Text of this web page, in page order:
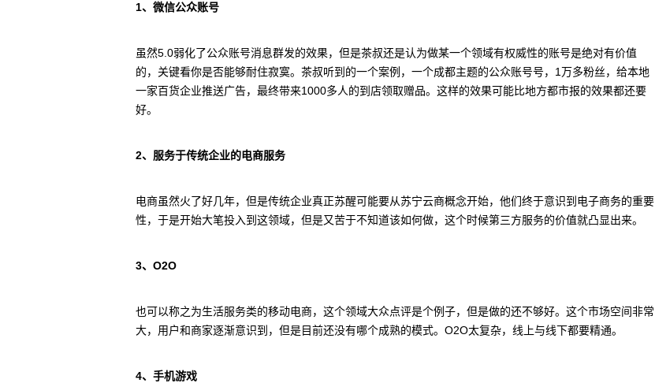
1、微信公众账号
虽然5.0弱化了公众账号消息群发的效果，但是茶叔还是认为做某一个领域有权威性的账号是绝对有价值
的，关键看你是否能够耐住寂寞。茶叔听到的一个案例，一个成都主题的公众账号号，1万多粉丝，给本地
一家百货企业推送广告，最终带来1000多人的到店领取赠品。这样的效果可能比地方都市报的效果都还要
好。
2、服务于传统企业的电商服务
电商虽然火了好几年，但是传统企业真正苏醒可能要从苏宁云商概念开始，他们终于意识到电子商务的重要
性，于是开始大笔投入到这领域，但是又苦于不知道该如何做，这个时候第三方服务的价值就凸显出来。
3、O2O
也可以称之为生活服务类的移动电商，这个领域大众点评是个例子，但是做的还不够好。这个市场空间非常
大，用户和商家逐渐意识到，但是目前还没有哪个成熟的模式。O2O太复杂，线上与线下都要精通。
4、手机游戏